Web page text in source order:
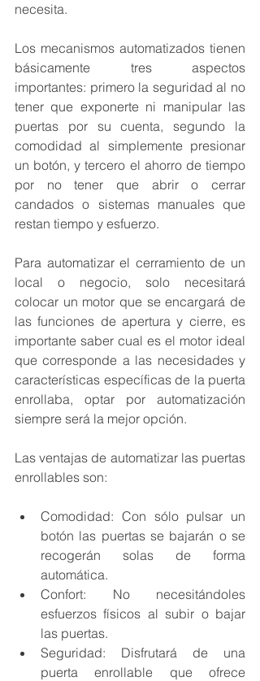
necesita.
Los mecanismos automatizados tienen
básicamente tres aspectos
importantes: primero la seguridad al no
tener que exponerte ni manipular las
puertas por su cuenta, segundo la
comodidad al simplemente presionar
un botón, y tercero el ahorro de tiempo
por no tener que abrir o cerrar
candados o sistemas manuales que
restan tiempo y esfuerzo.
Para automatizar el cerramiento de un
local o negocio, solo necesitará
colocar un motor que se encargará de
las funciones de apertura y cierre, es
importante saber cual es el motor ideal
que corresponde a las necesidades y
características específicas de la puerta
enrollaba, optar por automatización
siempre será la mejor opción.
Las ventajas de automatizar las puertas
enrollables son:
Comodidad: Con sólo pulsar un
botón las puertas se bajarán o se
recogerán solas de forma
automática.
Confort: No necesitándoles
esfuerzos físicos al subir o bajar
las puertas.
Seguridad: Disfrutará de una
puerta enrollable que ofrece